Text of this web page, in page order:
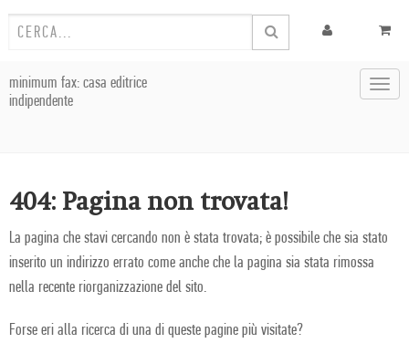
minimum fax: casa editrice
indipendente
404: Pagina non trovata!
La pagina che stavi cercando non è stata trovata; è possibile che sia stato
inserito un indirizzo errato come anche che la pagina sia stata rimossa
nella recente riorganizzazione del sito.
Forse eri alla ricerca di una di queste pagine più visitate?